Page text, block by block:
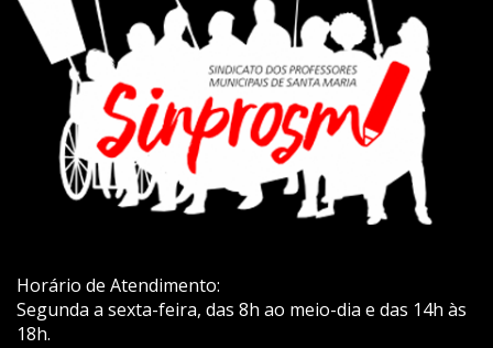
Horário de Atendimento:
Segunda a sexta-feira, das 8h ao meio-dia e das 14h às
18h.